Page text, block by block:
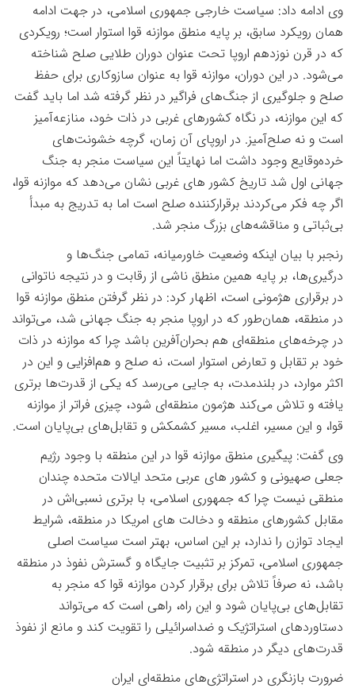
وی ادامه داد: سیاست خارجی جمهوری اسلامی، در جهت ادامه
همان رویکرد سابق، بر پایه منطق موازنه قوا استوار است؛ رویکردی
که در قرن نوزدهم اروپا تحت عنوان دوران طلایی صلح شناخته
می‌شود. در این دوران، موازنه قوا به عنوان سازوکاری برای حفظ
صلح و جلوگیری از جنگ‌های فراگیر در نظر گرفته شد اما باید گفت
که این موازنه، در نگاه کشورهای غربی در ذات خود، منازعه‌آمیز
است و نه صلح‌آمیز. در اروپای آن زمان، گرچه خشونت‌های
خرده‌وقایع وجود داشت اما نهایتاً این سیاست منجر به جنگ
جهانی اول شد تاریخ کشور های غربی نشان می‌دهد که موازنه قوا،
اگر چه فکر می‌کردند برقرارکننده صلح است اما به تدریج به مبدأ
بی‌ثباتی و مناقشه‌های بزرگ منجر شد.
رنجبر با بیان اینکه وضعیت خاورمیانه، تمامی جنگ‌ها و
درگیری‌ها، بر پایه همین منطق ناشی از رقابت و در نتیجه ناتوانی
در برقراری هژمونی است، اظهار کرد: در نظر گرفتن منطق موازنه قوا
در منطقه، همان‌طور که در اروپا منجر به جنگ جهانی شد، می‌تواند
در چرخه‌های منطقه‌ای هم بحران‌آفرین باشد چرا که موازنه در ذات
خود بر تقابل و تعارض استوار است، نه صلح و هم‌افزایی و این در
اکثر موارد، در بلندمدت، به جایی می‌رسد که یکی از قدرت‌ها برتری
یافته و تلاش می‌کند هژمون منطقه‌ای شود، چیزی فراتر از موازنه
قوا، و این مسیر، اغلب، مسیر کشمکش و تقابل‌های بی‌پایان است.
وی گفت: پیگیری منطق موازنه قوا در این منطقه با وجود رژیم
جعلی صهیونی و کشور های عربی متحد ایالات متحده چندان
منطقی نیست چرا که جمهوری اسلامی، با برتری نسبی‌اش در
مقابل کشورهای منطقه و دخالت های امریکا در منطقه، شرایط
ایجاد توازن را ندارد، بر این اساس، بهتر است سیاست اصلی
جمهوری اسلامی، تمرکز بر تثبیت جایگاه و گسترش نفوذ در منطقه
باشد، نه صرفاً تلاش برای برقرار کردن موازنه قوا که منجر به
تقابل‌های بی‌پایان شود و این راه، راهی است که می‌تواند
دستاوردهای استراتژیک و ضداسرائیلی را تقویت کند و مانع از نفوذ
قدرت‌های دیگر در منطقه شود.
ضرورت بازنگری در استراتژی‌های منطقه‌ای ایران